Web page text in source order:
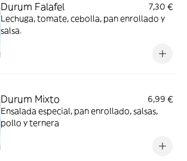
Durum Falafel
7,30 €
Lechuga, tomate, cebolla, pan enrollado y
salsa.
Durum Mixto
6,99 €
Ensalada especial, pan enrollado, salsas,
pollo y ternera